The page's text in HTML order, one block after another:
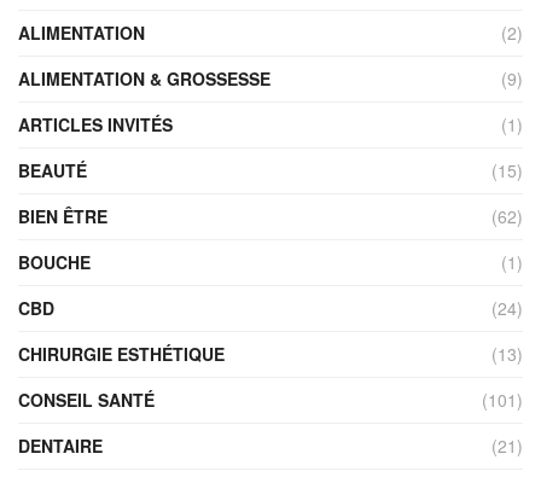
ALIMENTATION
(2)
ALIMENTATION & GROSSESSE
(9)
ARTICLES INVITÉS
(1)
BEAUTÉ
(15)
BIEN ÊTRE
(62)
BOUCHE
(1)
CBD
(24)
CHIRURGIE ESTHÉTIQUE
(13)
CONSEIL SANTÉ
(101)
DENTAIRE
(21)